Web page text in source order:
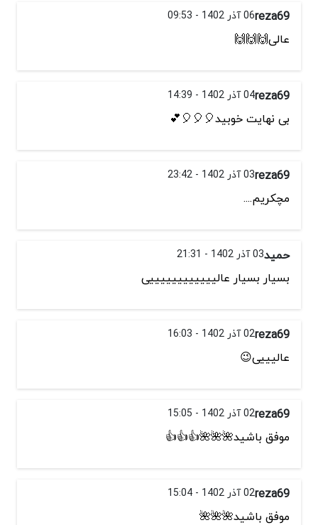
reza6906 آذر 1402 - 09:53
عالی🙌🙌🙌
reza6904 آذر 1402 - 14:39
بی نهایت خوبید🎈🎈🎈💕
reza6903 آذر 1402 - 23:42
مچکریم....
حمید03 آذر 1402 - 21:31
بسیار بسیار عالییییییییییییی
reza6902 آذر 1402 - 16:03
عالیییی😉
reza6902 آذر 1402 - 15:05
موفق باشید🌺🌺🌺👍👍👍
reza6902 آذر 1402 - 15:04
موفق باشید🌺🌺🌺